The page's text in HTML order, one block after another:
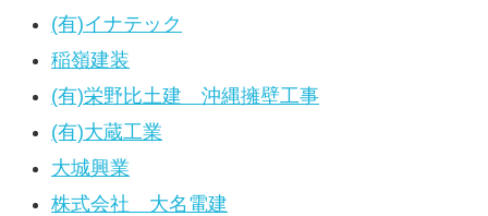
(有)イナテック
稲嶺建装
(有)栄野比土建 沖縄擁壁工事
(有)大蔵工業
大城興業
株式会社 大名電建